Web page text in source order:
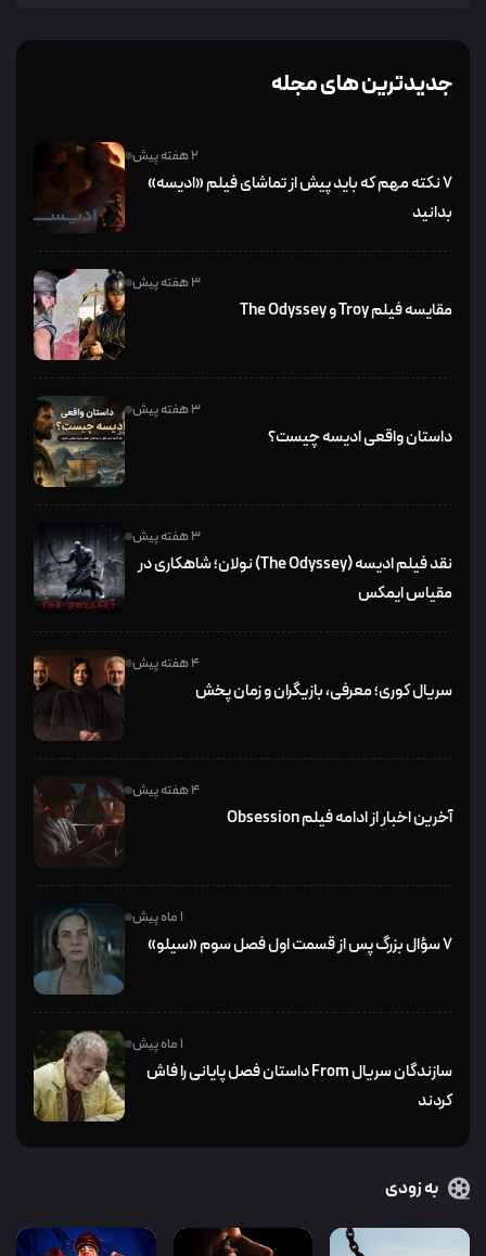
جدیدترین های مجله
2 هفته پیش
۷ نکته مهم که باید پیش از تماشای فیلم «ادیسه»
بدانید
3 هفته پیش
مقایسه فیلم Troy و The Odyssey
3 هفته پیش
داستان واقعی ادیسه چیست؟
3 هفته پیش
نقد فیلم ادیسه (The Odyssey) نولان؛ شاهکاری در
مقیاس ایمکس
4 هفته پیش
سریال کوری؛ معرفی، بازیگران و زمان پخش
4 هفته پیش
آخرین اخبار از ادامه فیلم Obsession
1 ماه پیش
۷ سؤال بزرگ پس از قسمت اول فصل سوم «سیلو»
1 ماه پیش
سازندگان سریال From داستان فصل پایانی را فاش
کردند
به زودی